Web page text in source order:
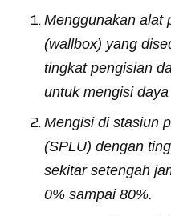
Menggunakan alat
(wallbox) yang
tingkat pengisian
untuk mengisi
Mengisi di stasiun
(SPLU) dengan
sekitar setengah
0% sampai 80%.